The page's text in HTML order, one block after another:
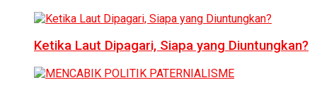
Ketika Laut Dipagari, Siapa yang Diuntungkan?